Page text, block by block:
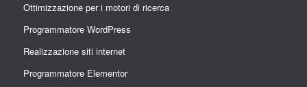
Ottimizzazione per i motori di ricerca
Programmatore WordPress
Realizzazione siti internet
Programmatore Elementor